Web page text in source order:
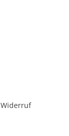
Widerruf